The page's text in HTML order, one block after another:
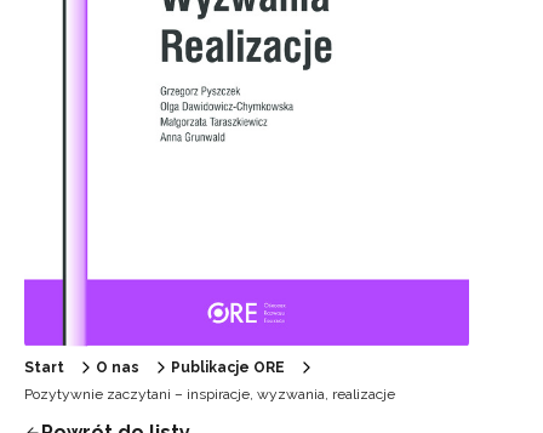
Start O nas
Publikacje ORE
Pozytywnie zaczytani – inspiracje, wyzwania, realizacje